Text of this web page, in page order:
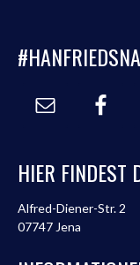
HIER FINDEST
Alfred-Diener-Str. 2
07747 Jena